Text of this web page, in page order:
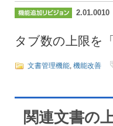
2.01.0010
タブ数の上限を
文書管理機能, 機能改善
関連文書の